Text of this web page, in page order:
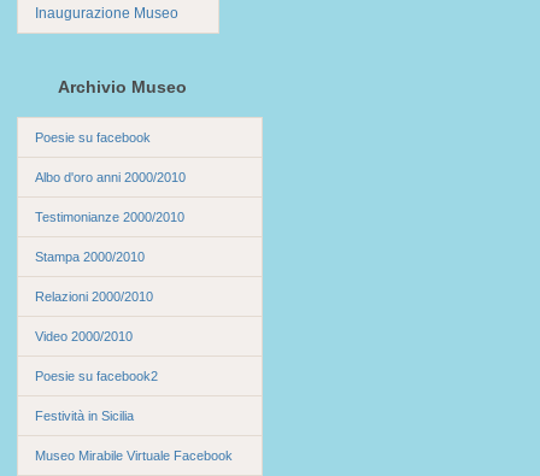
Inaugurazione Museo
Archivio Museo
Poesie su facebook
Albo d'oro anni 2000/2010
Testimonianze 2000/2010
Stampa 2000/2010
Relazioni 2000/2010
Video 2000/2010
Poesie su facebook2
Festività in Sicilia
Museo Mirabile Virtuale Facebook